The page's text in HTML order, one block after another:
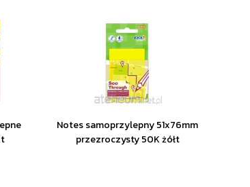
Notes samoprzylepny 51x76mm
przezroczysty 50K żółt